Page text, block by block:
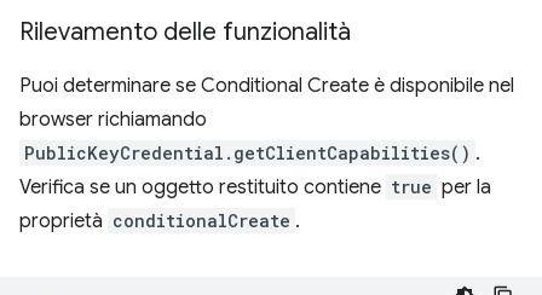
Rilevamento delle funzionalità
Puoi determinare se Conditional Create è disponibile nel
browser richiamando
PublicKeyCredential.getClientCapabilities() .
Verifica se un oggetto restituito contiene true per la
proprietà conditionalCreate .